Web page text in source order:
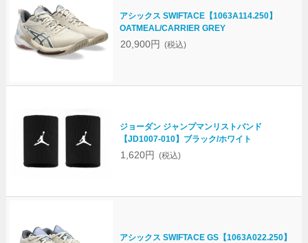
アシックス SWIFTACE【1063A114.250】
OATMEAL/CARRIER GREY
20,900円 (税込)
ジョーダン ジャンプマンリストバンド
【JD1007-010】ブラック/ホワイト
1,620円 (税込)
アシックス SWIFTACE GS【1063A022.250】